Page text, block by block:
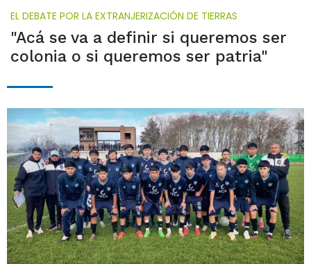
EL DEBATE POR LA EXTRANJERIZACIÓN DE TIERRAS
"Acá se va a definir si queremos ser
colonia o si queremos ser patria"